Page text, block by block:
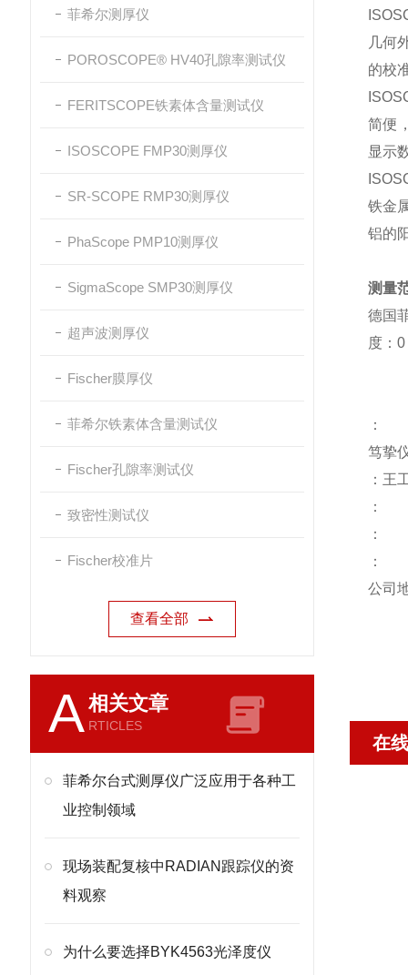
菲希尔测厚仪
POROSCOPE® HV40孔隙率测试仪
FERITSCOPE铁素体含量测试仪
ISOSCOPE FMP30测厚仪
SR-SCOPE RMP30测厚仪
PhaScope PMP10测厚仪
SigmaScope SMP30测厚仪
超声波测厚仪
Fischer膜厚仪
菲希尔铁素体含量测试仪
Fischer孔隙率测试仪
致密性测试仪
Fischer校准片
查看全部
A相关文章
RTICLES
菲希尔台式测厚仪广泛应用于各种工
业控制领域
现场装配复核中RADIAN跟踪仪的资
料观察
为什么要选择BYK4563光泽度仪
几何
的校
简便
显示
铁金
铝的
测量
德国
度：
：
笃挚
：王
：
：
公司
在